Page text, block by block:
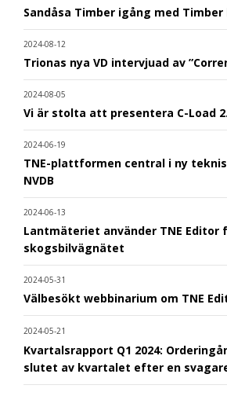
Sandåsa Timber igång med Timber
2024-08-12
Trionas nya VD intervjuad av
2024-08-05
Vi är stolta att presentera C-Load
2024-06-19
TNE-plattformen central i ny
NVDB
2024-06-13
Lantmäteriet använder TNE
skogsbilvägnätet
2024-05-31
Välbesökt webbinarium om TNE
2024-05-21
Kvartalsrapport Q1 2024:
slutet av kvartalet efter en